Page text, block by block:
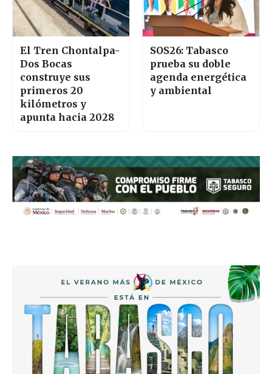
El Tren Chontalpa-
Dos Bocas
construye sus
primeros 20
kilómetros y
apunta hacia 2028
SOS26: Tabasco
prueba su doble
agenda energética
y ambiental